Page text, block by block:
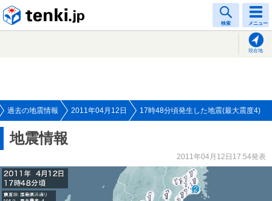
検索 メニュー
現在地
過去の地震情報 2011年04月12日 17時48分頃発生した地震(最大震度4)
地震情報
2011年04月12日17:54発表